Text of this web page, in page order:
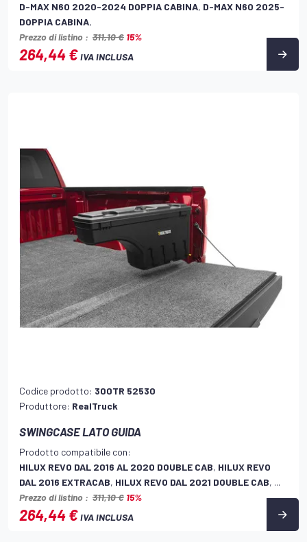
D-MAX N60 2020-2024 DOPPIA CABINA, D-MAX N60 2025-
DOPPIA CABINA,
Prezzo di listino : 311,10 € 15%
264,44 €IVA INCLUSA
Codice prodotto: 300TR 52530
Produttore: RealTruck
SWINGCASE LATO GUIDA
Prodotto compatibile con:
HILUX REVO DAL 2016 AL 2020 DOUBLE CAB, HILUX REVO
DAL 2016 EXTRACAB, HILUX REVO DAL 2021 DOUBLE CAB, ...
Prezzo di listino : 311,10 € 15%
264,44 €IVA INCLUSA